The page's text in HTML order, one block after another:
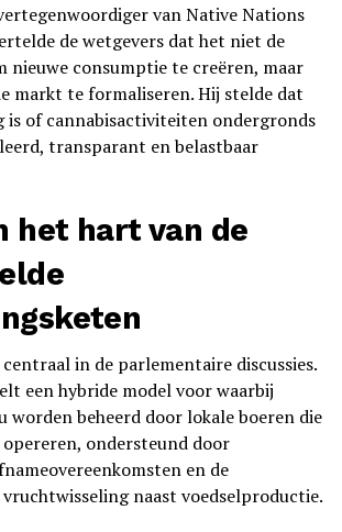
van Native Nations
de wetgevers dat het niet de
nieuwe consumptie te creëren, maar
markt te formaliseren. Hij stelde dat
is of cannabisactiviteiten ondergronds
transparant en belastbaar
het hart van de
in de parlementaire discussies.
een hybride model voor waarbij
worden beheerd door lokale boeren die
ondersteund door
en de
naast voedselproductie.